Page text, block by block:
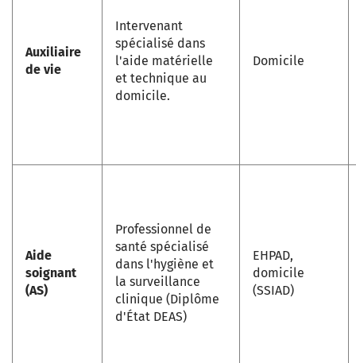
Auxiliaire
de vie
Intervenant
spécialisé dans
l'aide matérielle
et technique au
domicile.
Domicile
Aide
soignant
(AS)
Professionnel de
santé spécialisé
dans l'hygiène et
la surveillance
clinique (Diplôme
d'État DEAS)
EHPAD,
domicile
(SSIAD)